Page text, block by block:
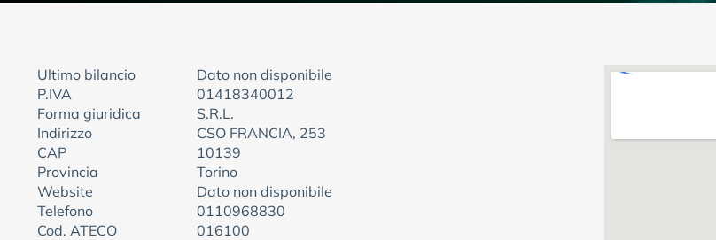
Ultimo bilancio
Dato non disponibile
P.IVA
01418340012
Forma giuridica
S.R.L.
Indirizzo
CSO FRANCIA, 253
CAP
10139
Provincia
Torino
Website
Dato non disponibile
Telefono
0110968830
Cod. ATECO
016100